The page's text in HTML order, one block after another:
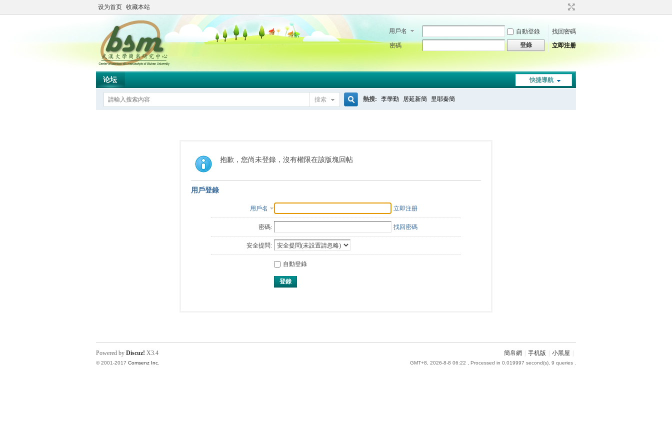
设为首页 收藏本站
用戶名 自動登錄
找回密碼
密碼
登錄 立即注册
快捷導航
论坛
搜索
索
熱搜: 李學勤 居延新簡 里耶秦簡
抱歉，您尚未登錄，沒有權限在該版塊回帖
用戶登錄
用戶名 立即注册
密碼: 找回密碼
安全提問:
自動登錄
登錄
簡帛網 手机版 小黑屋
GMT+8, 2026-8-8 06:22 , Processed in 0.019997 second(s), 9 queries .
Powered by Discuz! X3.4
© 2001-2017 Comsenz Inc.